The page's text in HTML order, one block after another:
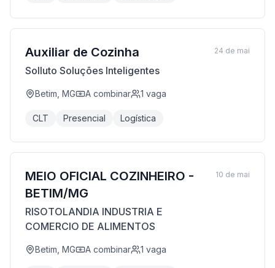
Auxiliar de Cozinha
Solluto Soluções Inteligentes
Betim, MG A combinar 1 vaga
CLT Presencial Logística
24 de mai
MEIO OFICIAL COZINHEIRO -
BETIM/MG
RISOTOLANDIA INDUSTRIA E
COMERCIO DE ALIMENTOS
Betim, MG A combinar 1 vaga
10 de mai